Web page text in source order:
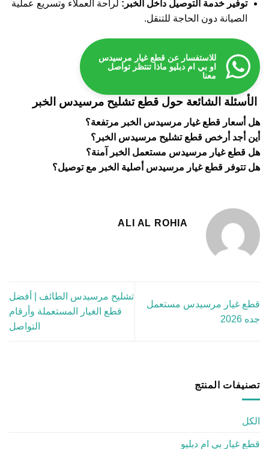
توفير خدمة التوصيل داخل الخبر: لراحة العملاء وتسريع عملية
الصيانة دون الحاجة للتنقل.
للاستفسار عن قطع غيار مرسيدس
او بي ام دبليو ماذا تنتظر تواصل
معنا
الأسئلة الشائعة حول قطع تشليح مرسيدس الخبر
هل أسعار قطع غيار مرسيدس الخبر مرتفعة؟
أين أجد أرخص قطع تشليح مرسيدس الخبر؟
هل قطع غيار مرسيدس مستعمل الخبر آمنة؟
هل تتوفر قطع غيار مرسيدس أصلية الخبر مع توصيل؟
ALI AL ROHIA
قطع غيار مرسيدس مستعمل
جده 2026
تشليح مرسيدس الطائف | أفضل
قطع الغيار المستعملة وأرقام
التواصل
تصنيفات المنتج
الكل
قطع غيار بي ام دبليو